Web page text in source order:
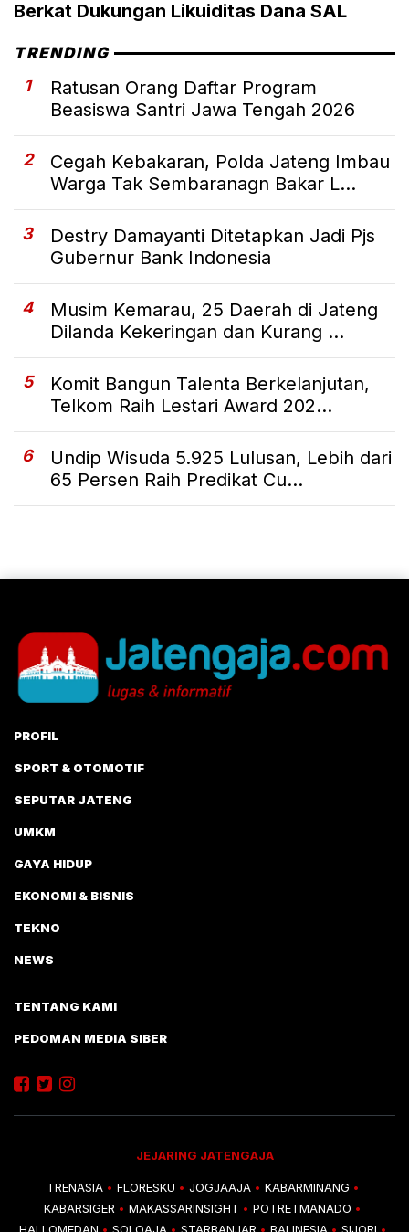
Berkat Dukungan Likuiditas Dana SAL
TRENDING
1
Ratusan Orang Daftar Program
Beasiswa Santri Jawa Tengah 2026
2
Cegah Kebakaran, Polda Jateng Imbau
Warga Tak Sembaranagn Bakar L...
3
Destry Damayanti Ditetapkan Jadi Pjs
Gubernur Bank Indonesia
4
Musim Kemarau, 25 Daerah di Jateng
Dilanda Kekeringan dan Kurang ...
5
Komit Bangun Talenta Berkelanjutan,
Telkom Raih Lestari Award 202...
6
Undip Wisuda 5.925 Lulusan, Lebih dari
65 Persen Raih Predikat Cu...
PROFIL
SPORT & OTOMOTIF
SEPUTAR JATENG
UMKM
GAYA HIDUP
EKONOMI & BISNIS
TEKNO
NEWS
TENTANG KAMI
PEDOMAN MEDIA SIBER
JEJARING JATENGAJA
TRENASIA • FLORESKU • JOGJAAJA • KABARMINANG •
KABARSIGER • MAKASSARINSIGHT • POTRETMANADO •